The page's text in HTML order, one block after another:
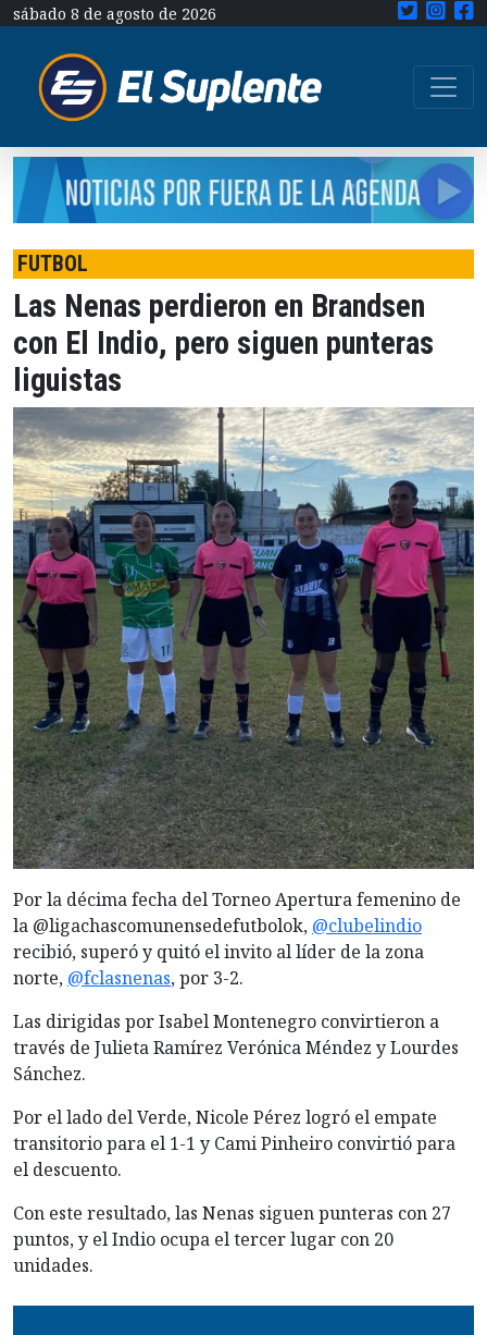
sábado 8 de agosto de 2026
FUTBOL
Las Nenas perdieron en Brandsen
con El Indio, pero siguen punteras
liguistas
Por la décima fecha del Torneo Apertura femenino de
la @ligachascomunensedefutbolok, @clubelindio
recibió, superó y quitó el invito al líder de la zona
norte, @fclasnenas, por 3-2.
Las dirigidas por Isabel Montenegro convirtieron a
través de Julieta Ramírez Verónica Méndez y Lourdes
Sánchez.
Por el lado del Verde, Nicole Pérez logró el empate
transitorio para el 1-1 y Cami Pinheiro convirtió para
el descuento.
Con este resultado, las Nenas siguen punteras con 27
puntos, y el Indio ocupa el tercer lugar con 20
unidades.